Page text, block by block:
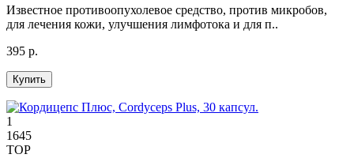
Известное противоопухолевое средство, против микробов,
для лечения кожи, улучшения лимфотока и для п..
395 р.
Купить
1
1645
TOP